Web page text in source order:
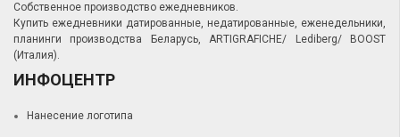
Собственное производство ежедневников.
Купить ежедневники датированные, недатированные, еженедельники,
планинги производства Беларусь, ARTIGRAFICHE/ Lediberg/ BOOST
(Италия).
ИНФОЦЕНТР
Нанесение логотипа